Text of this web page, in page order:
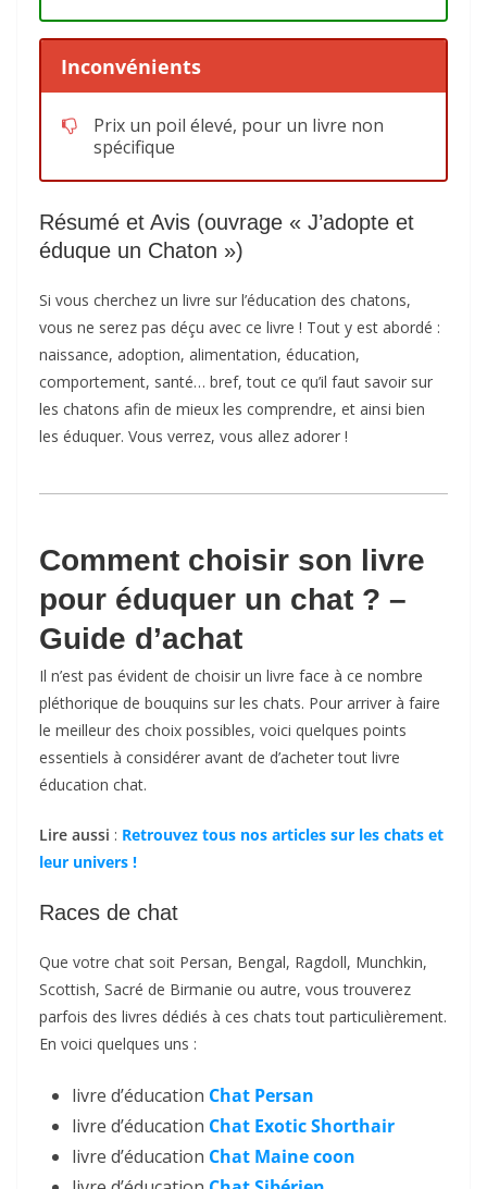
Inconvénients
Prix un poil élevé, pour un livre non
spécifique
Résumé et Avis (ouvrage « J’adopte et
éduque un Chaton »)
Si vous cherchez un livre sur l’éducation des chatons,
vous ne serez pas déçu avec ce livre ! Tout y est abordé :
naissance, adoption, alimentation, éducation,
comportement, santé… bref, tout ce qu’il faut savoir sur
les chatons afin de mieux les comprendre, et ainsi bien
les éduquer. Vous verrez, vous allez adorer !
Comment choisir son livre
pour éduquer un chat ? –
Guide d’achat
Il n’est pas évident de choisir un livre face à ce nombre
pléthorique de bouquins sur les chats. Pour arriver à faire
le meilleur des choix possibles, voici quelques points
essentiels à considérer avant de d’acheter tout livre
éducation chat.
Lire aussi : Retrouvez tous nos articles sur les chats et
leur univers !
Races de chat
Que votre chat soit Persan, Bengal, Ragdoll, Munchkin,
Scottish, Sacré de Birmanie ou autre, vous trouverez
parfois des livres dédiés à ces chats tout particulièrement.
En voici quelques uns :
livre d’éducation Chat Persan
livre d’éducation Chat Exotic Shorthair
livre d’éducation Chat Maine coon